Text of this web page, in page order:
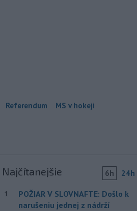
Referendum MS v hokeji
Najčítanejšie 6h 24h
1
POŽIAR V SLOVNAFTE: Došlo k
narušeniu jednej z nádrží